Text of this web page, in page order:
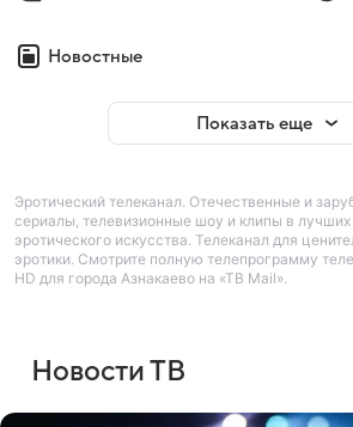
Новостные
Показать еще
Эротический телеканал. Отечественные и
сериалы, телевизионные шоу и клипы в лучших
эротического искусства. Телеканал для
эротики. Смотрите полную телепрограмму
HD для города Азнакаево на «ТВ Mail».
Новости ТВ